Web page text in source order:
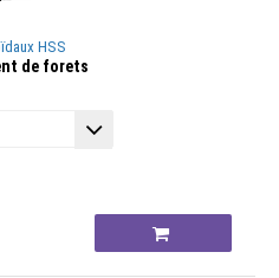
HSS
de forets